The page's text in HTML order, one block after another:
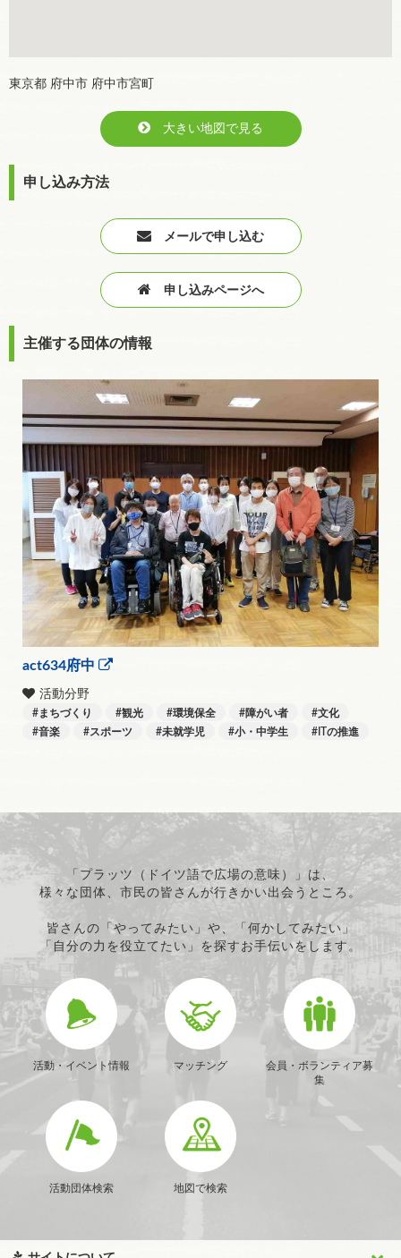
東京都 府中市 府中市宮町
大きい地図で見る
申し込み方法
メールで申し込む
申し込みページへ
主催する団体の情報
act634府中
活動分野
まちづくり 観光 環境保全 障がい者
文化
音楽
スポーツ 未就学児 小・中学生 ITの推進
「プラッツ（ドイツ語で広場の意味）」は、
様々な団体、市民の皆さんが行きかい出会うところ。
皆さんの「やってみたい」や、「何かしてみたい」
「自分の力を役立てたい」を探すお手伝いをします。
活動・イベント情報 マッチング
会員・ボランティア募
集
活動団体検索 地図で検索